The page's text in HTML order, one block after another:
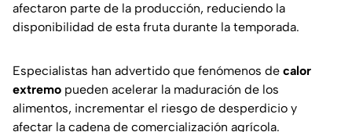
afectaron parte de la producción, reduciendo la
disponibilidad de esta fruta durante la temporada.
Especialistas han advertido que fenómenos de calor
extremo pueden acelerar la maduración de los
alimentos, incrementar el riesgo de desperdicio y
afectar la cadena de comercialización agrícola.